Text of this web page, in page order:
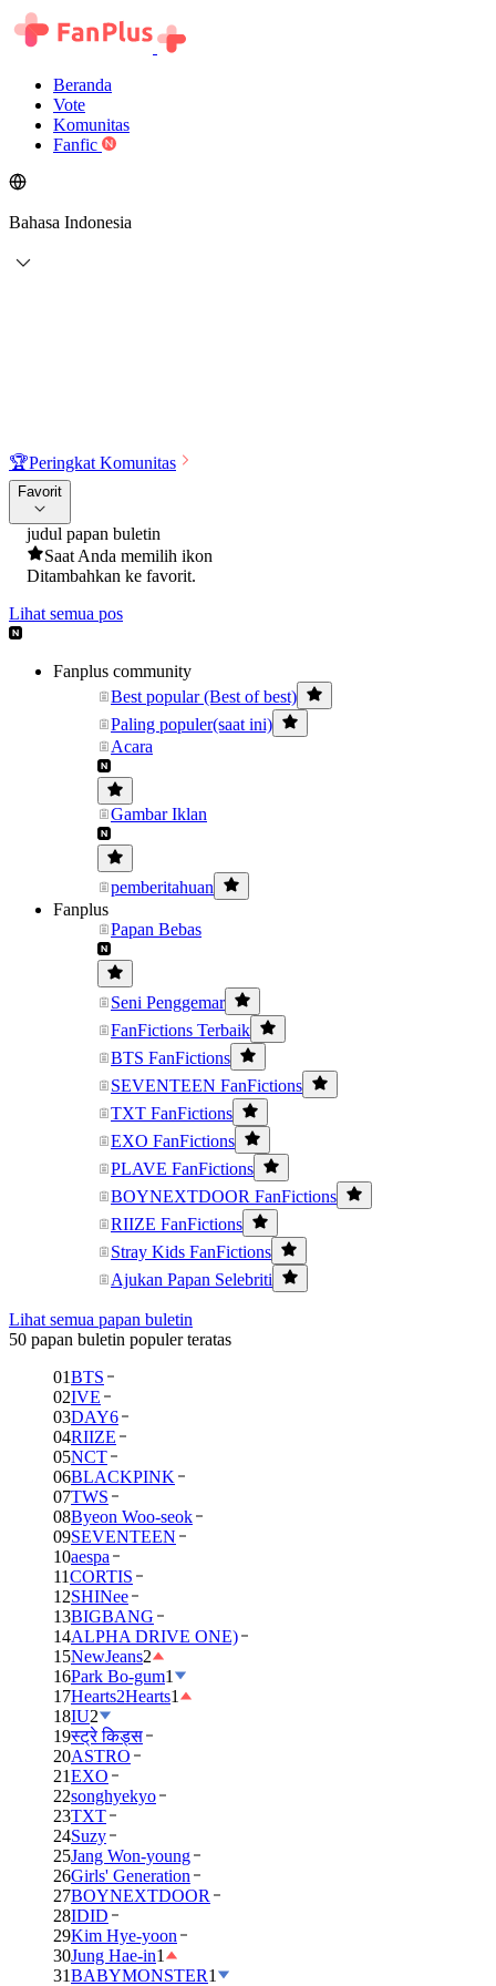
Beranda
Vote
Komunitas
Fanfic
Bahasa Indonesia
🏆Peringkat Komunitas
Favorit
judul papan buletin
Saat Anda memilih ikon
Ditambahkan ke favorit.
Lihat semua pos
Fanplus community
Best popular (Best of best)
Paling populer(saat ini)
Acara
Gambar Iklan
pemberitahuan
Fanplus
Papan Bebas
Seni Penggemar
FanFictions Terbaik
BTS FanFictions
SEVENTEEN FanFictions
TXT FanFictions
EXO FanFictions
PLAVE FanFictions
BOYNEXTDOOR FanFictions
RIIZE FanFictions
Stray Kids FanFictions
Ajukan Papan Selebriti
Lihat semua papan buletin
50 papan buletin populer teratas
01BTS
02IVE
03DAY6
04RIIZE
05NCT
06BLACKPINK
07TWS
08Byeon Woo-seok
09SEVENTEEN
10aespa
11CORTIS
12SHINee
13BIGBANG
14ALPHA DRIVE ONE)
15NewJeans2
16Park Bo-gum1
17Hearts2Hearts1
18IU2
19स्ट्रे किड्स
20ASTRO
21EXO
22songhyekyo
23TXT
24Suzy
25Jang Won-young
26Girls' Generation
27BOYNEXTDOOR
28IDID
29Kim Hye-yoon
30Jung Hae-in1
31BABYMONSTER1